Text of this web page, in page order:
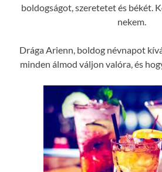
boldogságot, szeretetet és békét.
nekem.
Drága Arienn, boldog névnapot
minden álmod váljon valóra, és